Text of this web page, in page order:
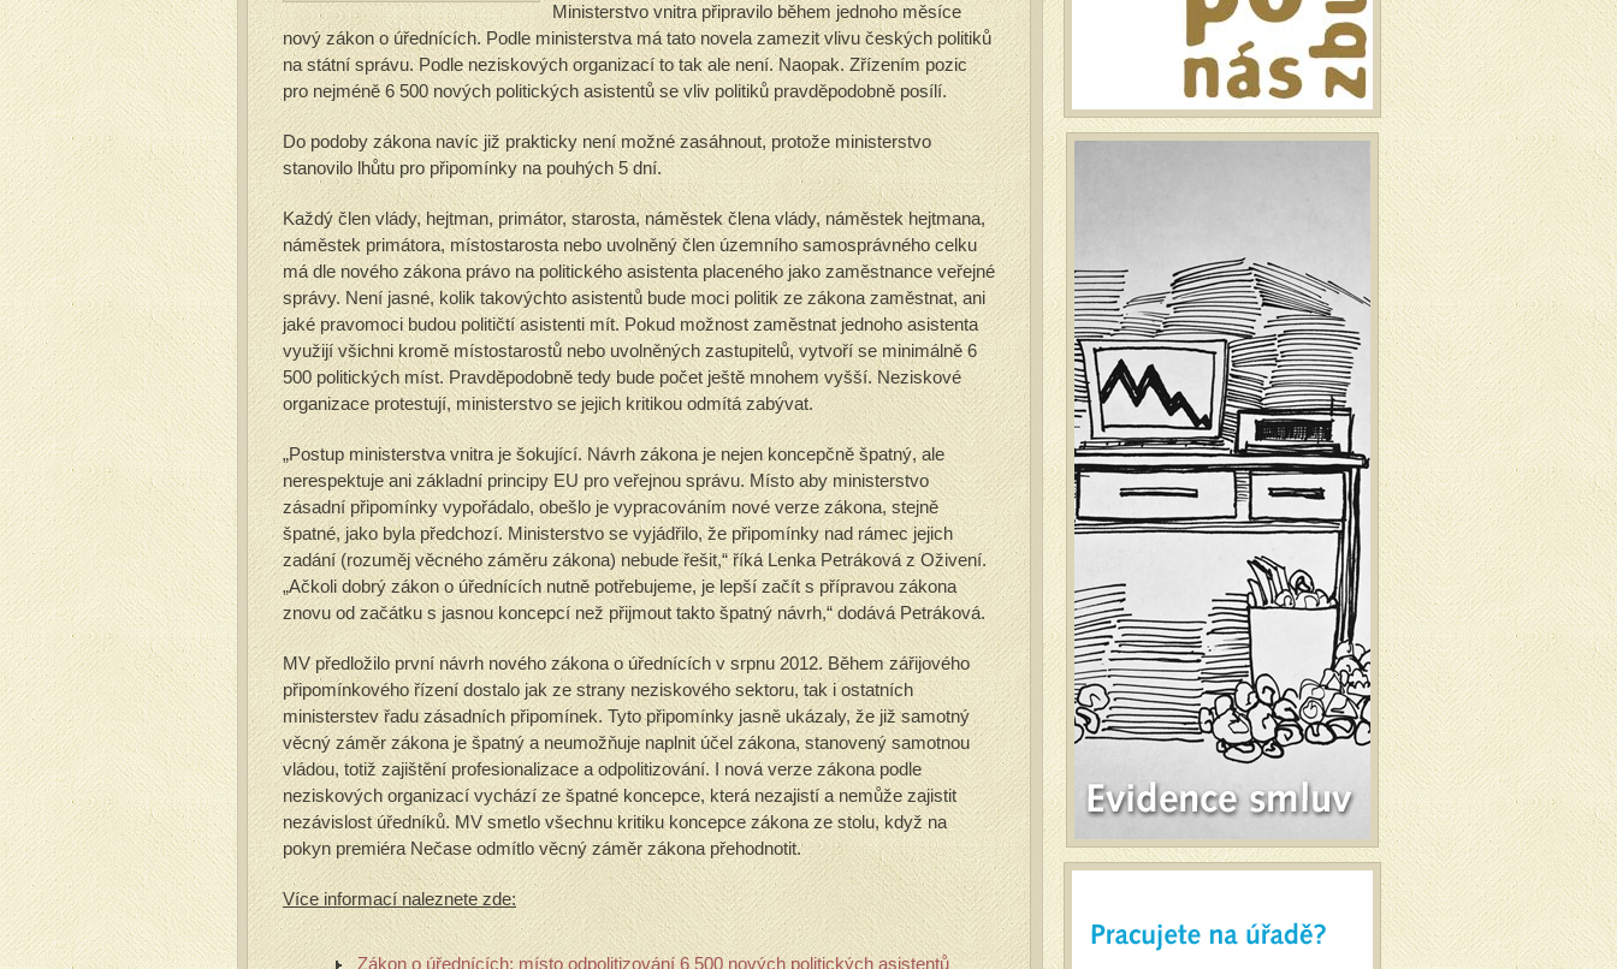
Ministerstvo vnitra připravilo během jednoho měsíce
nový zákon o úřednících. Podle ministerstva má tato novela zamezit vlivu českých politiků
na státní správu. Podle neziskových organizací to tak ale není. Naopak. Zřízením pozic
pro nejméně 6 500 nových politických asistentů se vliv politiků pravděpodobně posílí.
Do podoby zákona navíc již prakticky není možné zasáhnout, protože ministerstvo
stanovilo lhůtu pro připomínky na pouhých 5 dní.
Každý člen vlády, hejtman, primátor, starosta, náměstek člena vlády, náměstek hejtmana,
náměstek primátora, místostarosta nebo uvolněný člen územního samosprávného celku
má dle nového zákona právo na politického asistenta placeného jako zaměstnance veřejné
správy. Není jasné, kolik takovýchto asistentů bude moci politik ze zákona zaměstnat, ani
jaké pravomoci budou političtí asistenti mít. Pokud možnost zaměstnat jednoho asistenta
využijí všichni kromě místostarostů nebo uvolněných zastupitelů, vytvoří se minimálně 6
500 politických míst. Pravděpodobně tedy bude počet ještě mnohem vyšší. Neziskové
organizace protestují, ministerstvo se jejich kritikou odmítá zabývat.
„Postup ministerstva vnitra je šokující. Návrh zákona je nejen koncepčně špatný, ale
nerespektuje ani základní principy EU pro veřejnou správu. Místo aby ministerstvo
zásadní připomínky vypořádalo, obešlo je vypracováním nové verze zákona, stejně
špatné, jako byla předchozí. Ministerstvo se vyjádřilo, že připomínky nad rámec jejich
zadání (rozuměj věcného záměru zákona) nebude řešit,“ říká Lenka Petráková z Oživení.
„Ačkoli dobrý zákon o úřednících nutně potřebujeme, je lepší začít s přípravou zákona
znovu od začátku s jasnou koncepcí než přijmout takto špatný návrh,“ dodává Petráková.
MV předložilo první návrh nového zákona o úřednících v srpnu 2012. Během zářijového
připomínkového řízení dostalo jak ze strany neziskového sektoru, tak i ostatních
ministerstev řadu zásadních připomínek. Tyto připomínky jasně ukázaly, že již samotný
věcný záměr zákona je špatný a neumožňuje naplnit účel zákona, stanovený samotnou
vládou, totiž zajištění profesionalizace a odpolitizování. I nová verze zákona podle
neziskových organizací vychází ze špatné koncepce, která nezajistí a nemůže zajistit
nezávislost úředníků. MV smetlo všechnu kritiku koncepce zákona ze stolu, když na
pokyn premiéra Nečase odmítlo věcný záměr zákona přehodnotit.
Více informací naleznete zde:
Zákon o úřednících: místo odpolitizování 6 500 nových politických asistentů